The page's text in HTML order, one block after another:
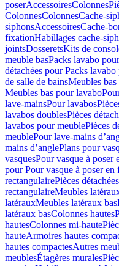
poserAccessoiresColonnes
ColonnesColonnesCache-
siphonsAccessoiresCache-
fixationHabillages cache-
jointsDosseretsKits de
meuble basPacks lavabo
détachées pour Packs
de salle de bainsMeubles
Meubles bas pour lavabo
lave-mainsPour lavabos
lavabos doublesPièces
lavabos pour meublePièces
meublePour lave-mains
mains d’anglePlans pour
vasquesPour vasque à poser
pour Pour vasque à poser
rectangulairePièces
rectangulaireMeubles
latérauxMeubles latéraux bas
latéraux basColonnes hautes
hautesColonnes mi-haute
hauteArmoires hautes
hautes compactesAutres
meublesÉtagères murales